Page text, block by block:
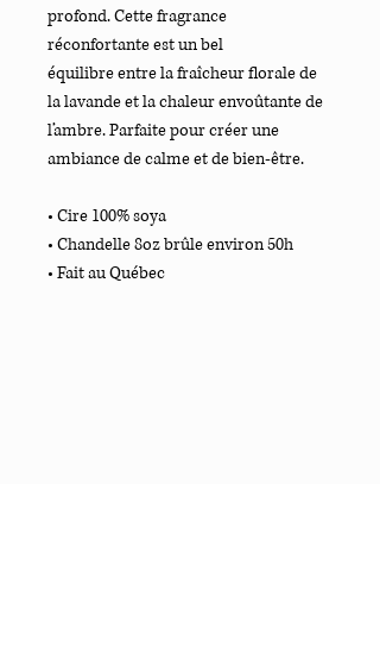
profond. Cette fragrance
réconfortante est un bel
équilibre entre la fraîcheur florale de
la lavande et la chaleur envoûtante de
l’ambre. Parfaite pour créer une
ambiance de calme et de bien-être.
• Cire 100% soya
• Chandelle 8oz brûle environ 50h
• Fait au Québec